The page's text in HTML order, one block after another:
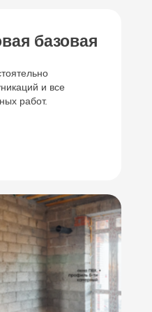
базовая
и все
работ.